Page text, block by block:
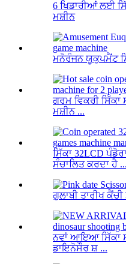
6 ਖਿਡਾਰੀਆਂ ਲਈ
ਮਸ਼ੀਨ
ਮਨੋਰੰਜਨ ਯੂਕੁਪਮੈਂਟ
ਗਰਮ ਵਿਕਰੀ
ਮਸ਼ੀਨ ...
ਸਿੱਕਾ 32LCD
ਸੰਚਾਲਿਤ ਕਰਦਾ ਹੈ ...
ਗੁਲਾਬੀ ਤਾਰੀਖ
ਨਵਾਂ ਆਇਆ ਸਿੱਕਾ
ਡਾਇਨੋਸੌਰ ਸ਼ ...